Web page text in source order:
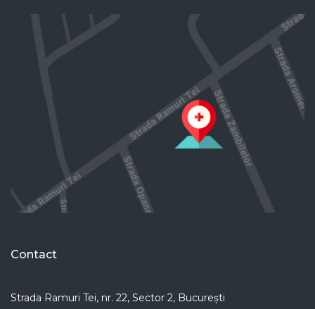
Contact
Strada Ramuri Tei, nr. 22, Sector 2, București